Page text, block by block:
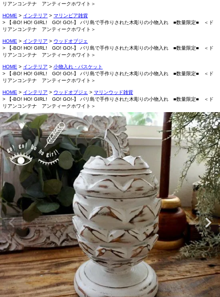
リアンコンテナ アンティークホワイト＞
HOME インテリア
マリンピア雑貨
【-BO! HO! GIRL! GO! GO!-】 バリ島で手作りされた木彫りの小物入れ ■数量限定■ ＜ド
リアンコンテナ アンティークホワイト＞
HOME インテリア
ウッドオブジェ
【-BO! HO! GIRL! GO! GO!-】 バリ島で手作りされた木彫りの小物入れ ■数量限定■ ＜ド
リアンコンテナ アンティークホワイト＞
HOME インテリア
小物入れ・バスケット
【-BO! HO! GIRL! GO! GO!-】 バリ島で手作りされた木彫りの小物入れ ■数量限定■ ＜ド
リアンコンテナ アンティークホワイト＞
HOME インテリア ウッドオブジェ
マリンウッド雑貨
【-BO! HO! GIRL! GO! GO!-】 バリ島で手作りされた木彫りの小物入れ ■数量限定■ ＜ド
リアンコンテナ アンティークホワイト＞